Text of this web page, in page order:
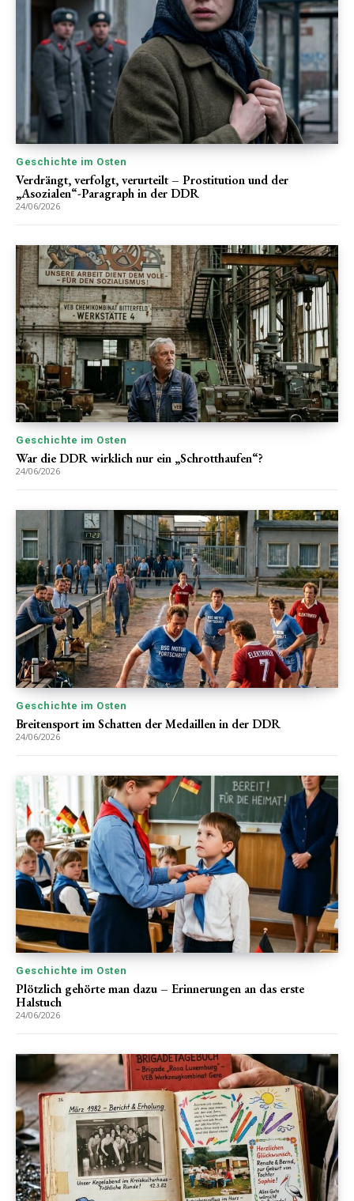
Geschichte im Osten
Verdrängt, verfolgt, verurteilt – Prostitution und der
„Asozialen“-Paragraph in der DDR
24/06/2026
Geschichte im Osten
War die DDR wirklich nur ein „Schrotthaufen“?
24/06/2026
Geschichte im Osten
Breitensport im Schatten der Medaillen in der DDR
24/06/2026
Geschichte im Osten
Plötzlich gehörte man dazu – Erinnerungen an das erste
Halstuch
24/06/2026